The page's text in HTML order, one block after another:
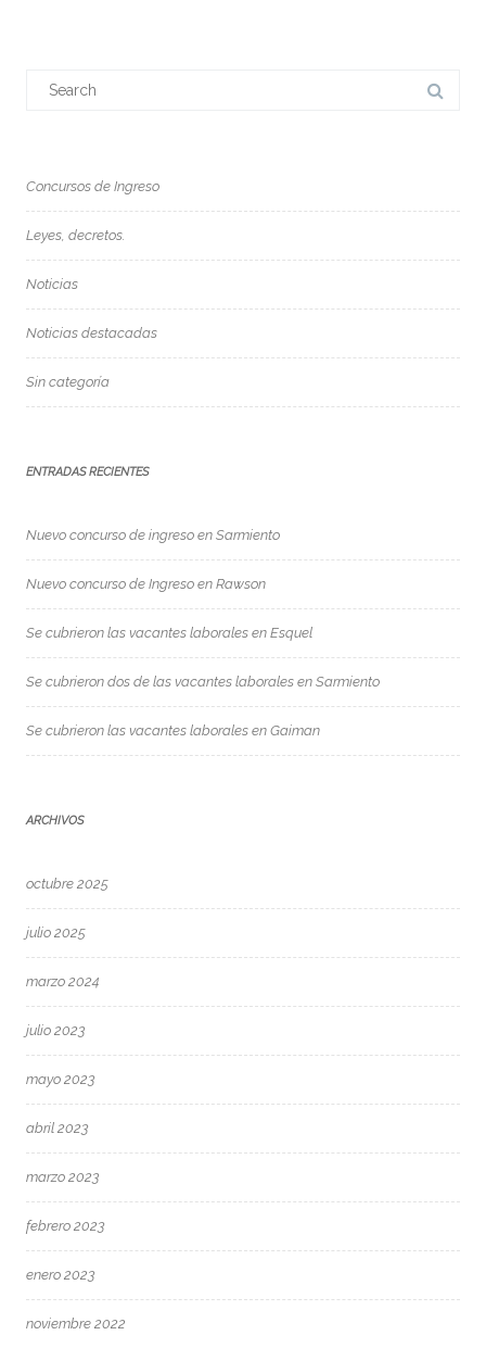
Concursos de Ingreso
Leyes, decretos.
Noticias
Noticias destacadas
Sin categoría
ENTRADAS RECIENTES
Nuevo concurso de ingreso en Sarmiento
Nuevo concurso de Ingreso en Rawson
Se cubrieron las vacantes laborales en Esquel
Se cubrieron dos de las vacantes laborales en Sarmiento
Se cubrieron las vacantes laborales en Gaiman
ARCHIVOS
octubre 2025
julio 2025
marzo 2024
julio 2023
mayo 2023
abril 2023
marzo 2023
febrero 2023
enero 2023
noviembre 2022